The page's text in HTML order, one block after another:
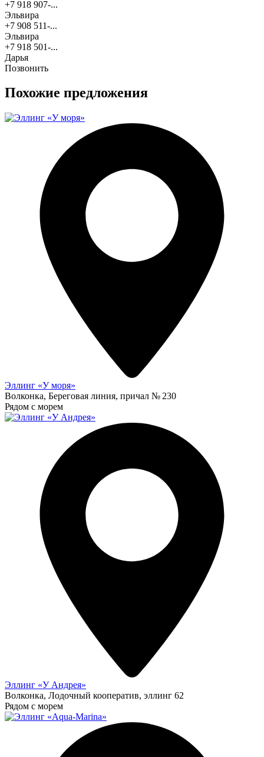
+7 918 907-...
Эльвира
+7 908 511-...
Эльвира
+7 918 501-...
Дарья
Позвонить
Похожие предложения
Эллинг «У моря»
Волконка, Береговая линия, причал № 230
Рядом с морем
Эллинг «У Андрея»
Волконка, Лодочный кооператив, эллинг 62
Рядом с морем